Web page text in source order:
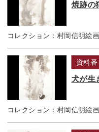
焼跡の
コレクション： 村岡信明絵
資料
犬が生
コレクション： 村岡信明絵